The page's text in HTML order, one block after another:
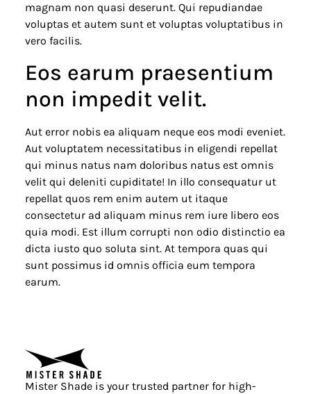
magnam non quasi deserunt. Qui repudiandae
voluptas et autem sunt et voluptas voluptatibus in
vero facilis.
Eos earum praesentium
non impedit velit.
Aut error nobis ea aliquam neque eos modi eveniet.
Aut voluptatem necessitatibus in eligendi repellat
qui minus natus nam doloribus natus est omnis
velit qui deleniti cupiditate! In illo consequatur ut
repellat quos rem enim autem ut itaque
consectetur ad aliquam minus rem iure libero eos
quia modi. Est illum corrupti non odio distinctio ea
dicta iusto quo soluta sint. At tempora quas qui
sunt possimus id omnis officia eum tempora
earum.
Mister Shade is your trusted partner for high-